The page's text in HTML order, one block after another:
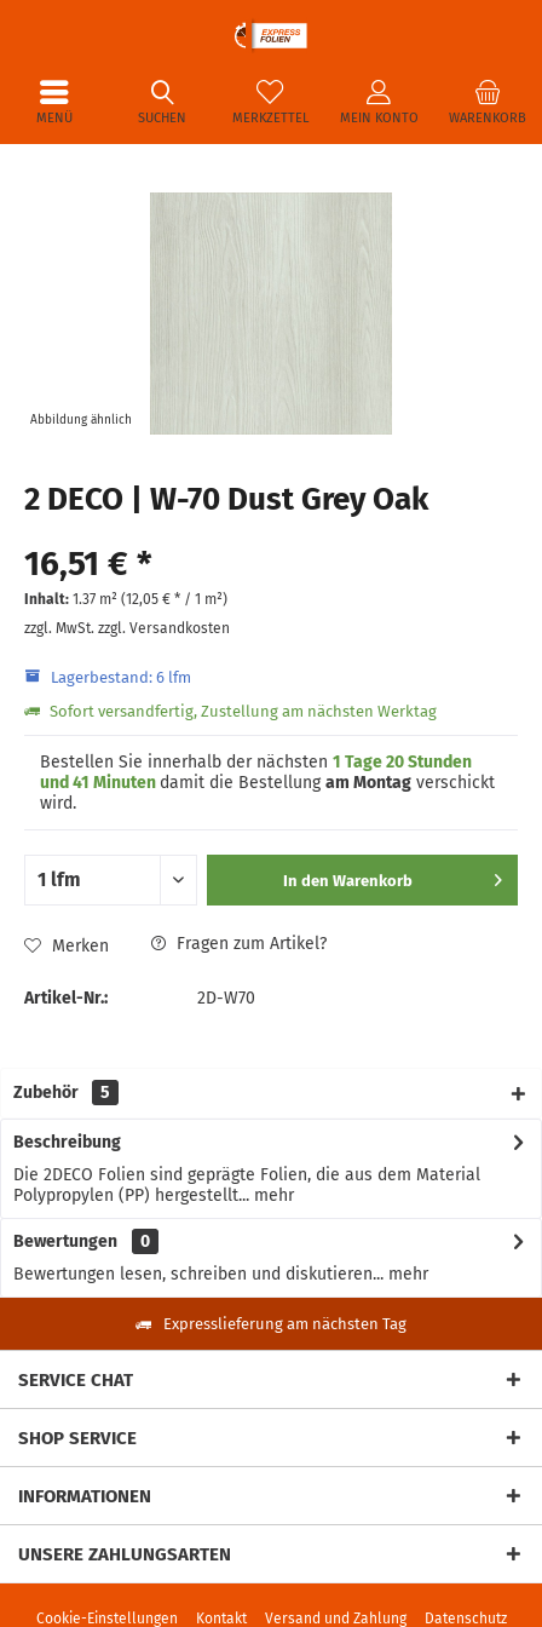
MENÜ WARENKORB
MERKZETTEL MEIN KONTO
SUCHEN
Abbildung ähnlich
2 DECO | W-70 Dust Grey Oak
16,51 € *
Inhalt: 1.37 m² (12,05 € * / 1 m²)
zzgl. MwSt. zzgl. Versandkosten
Lagerbestand: 6 lfm
Sofort versandfertig, Zustellung am nächsten Werktag
Bestellen Sie innerhalb der nächsten 1 Tage 20 Stunden
und 41 Minuten damit die Bestellungam Montag verschickt
wird.
In den Warenkorb
Merken Fragen zum Artikel?
Artikel-Nr.: 2D-W70
Zubehör 5
Beschreibung
Die 2DECO Folien sind geprägte Folien, die aus dem Material
Polypropylen (PP) hergestellt... mehr
Bewertungen
0
Bewertungen lesen, schreiben und diskutieren... mehr
Expresslieferung am nächsten Tag
SERVICE CHAT
SHOP SERVICE
INFORMATIONEN
UNSERE ZAHLUNGSARTEN
Cookie-Einstellungen Kontakt Versand und Zahlung Datenschutz